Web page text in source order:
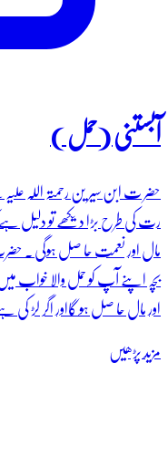
آبستنی (حمل )
حضر ت ابن سیر ین رحمتہ اللہ
رت کی طرح بڑا دیکھے تو دلیل
مال اور نعمت حا صل ہوگی ۔ حضرت
بچہ اپنے آپ کو حمل والا خواب
اور مال حا صل ہو گااور اگر لڑ
مزید پڑھیں